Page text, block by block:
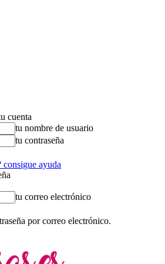
cuenta
tu nombre de usuario
tu contraseña
consigue ayuda
tu correo electrónico
por correo electrónico.